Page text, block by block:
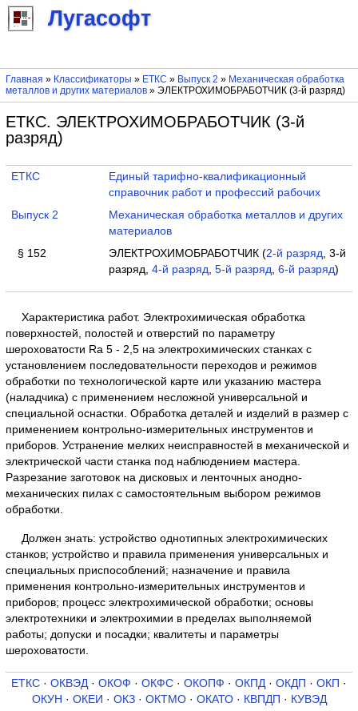
Лугасофт
Главная » Классификаторы » ЕТКС » Выпуск 2 » Механическая обработка
металлов и других материалов» ЭЛЕКТРОХИМОБРАБОТЧИК (3-й разряд)
ЕТКС. ЭЛЕКТРОХИМОБРАБОТЧИК (3-й
разряд)
ЕТКС
Единый тарифно-квалификационный
справочник работ и профессий рабочих
Выпуск 2
Механическая обработка металлов и других
материалов
§ 152
ЭЛЕКТРОХИМОБРАБОТЧИК (2-й разряд , 3-й
разряд, 4-й разряд 5-й разряд 6-й разряд)
Характеристика работ. Электрохимическая обработка
поверхностей, полостей и отверстий по параметру
шероховатости Ra 5 - 2,5 на электрохимических станках с
установлением последовательности переходов и режимов
обработки по технологической карте или указанию мастера
(наладчика) с применением несложной универсальной и
специальной оснастки. Обработка деталей и изделий в размер с
применением контрольно-измерительных инструментов и
приборов. Устранение мелких неисправностей в механической и
электрической части станка под наблюдением мастера.
Разрезание заготовок на дисковых и ленточных анодно-
механических пилах с самостоятельным выбором режимов
обработки.
Должен знать: устройство однотипных электрохимических
станков; устройство и правила применения универсальных и
специальных приспособлений; назначение и правила
применения контрольно-измерительных инструментов и
приборов; процесс электрохимической обработки; основы
электротехники и электрохимии в пределах выполняемой
работы; допуски и посадки; квалитеты и параметры
шероховатости.
ЕТКС · ОКВЭД· ОКОФ · ОКФС · ОКОПФ · ОКПД· ОКДП · ОКП ·
ОКУН · ОКЕИ · ОКЗ· ОКТМО· ОКАТО· КВПДП · КУВЭД